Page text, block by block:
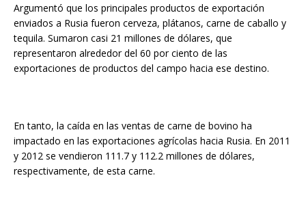
Argumentó que los principales productos de exportación
enviados a Rusia fueron cerveza, plátanos, carne de caballo y
tequila. Sumaron casi 21 millones de dólares, que
representaron alrededor del 60 por ciento de las
exportaciones de productos del campo hacia ese destino.
En tanto, la caída en las ventas de carne de bovino ha
impactado en las exportaciones agrícolas hacia Rusia. En 2011
y 2012 se vendieron 111.7 y 112.2 millones de dólares,
respectivamente, de esta carne.